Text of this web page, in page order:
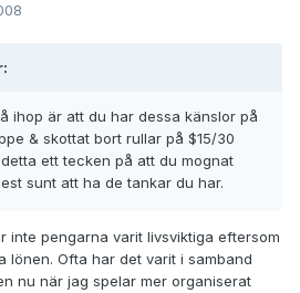
ihop är att du har dessa känslor på
& skottat bort rullar på $15/30
ett tecken på att du mognat
sunt att ha de tankar du har.
inte pengarna varit livsviktiga eftersom
lönen. Ofta har det varit i samband
nu när jag spelar mer organiserat